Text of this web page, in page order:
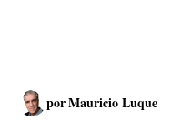
porMauricio Luque